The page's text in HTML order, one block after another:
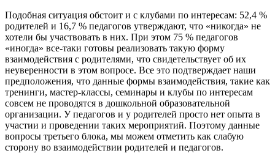
Подобная ситуация обстоит и с клубами по интересам: 52,4 %
родителей и 16,7 % педагогов утверждают, что «никогда» не
хотели бы участвовать в них. При этом 75 % педагогов
«иногда» все-таки готовы реализовать такую форму
взаимодействия с родителями, что свидетельствует об их
неуверенности в этом вопросе. Все это подтверждает наши
предположения, что данные формы взаимодействия, такие как
тренинги, мастер-классы, семинары и клубы по интересам
совсем не проводятся в дошкольной образовательной
организации. У педагогов и у родителей просто нет опыта в
участии и проведении таких мероприятий. Поэтому данные
вопросы третьего блока, мы можем отметить как слабую
сторону во взаимодействии родителей и педагогов.